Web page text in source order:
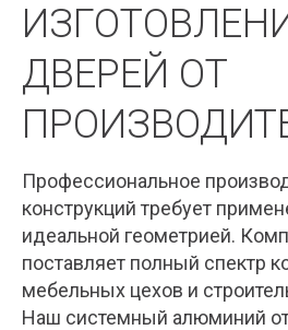
ДВЕРЕЙ ОТ
Профессиональное
конструкций требует
идеальной геометрией.
поставляет полный спектр
мебельных цехов и
Наш системный алюминий